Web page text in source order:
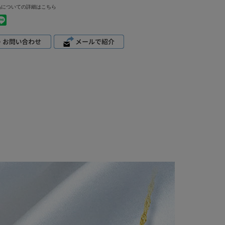
についての詳細はこちら